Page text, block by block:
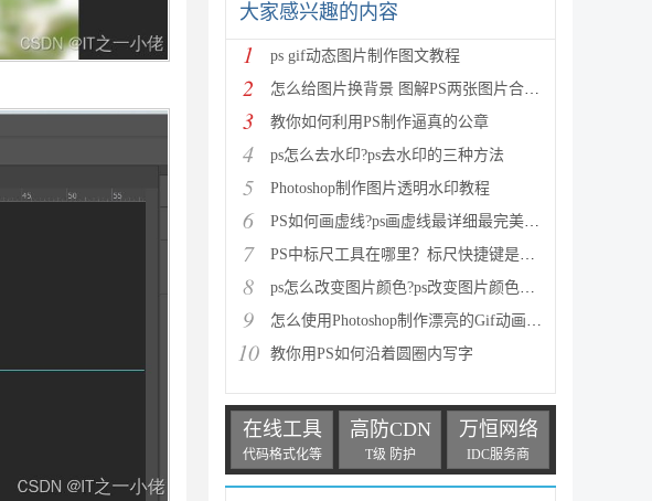
大家感兴趣的内容
1 ps gif动态图片制作图文教程
2 怎么给图片换背景 图解PS两张图片合成一张的技巧
3 教你如何利用PS制作逼真的公章
4 ps怎么去水印?ps去水印的三种方法
5 Photoshop制作图片透明水印教程
6 PS如何画虚线?ps画虚线最详细最完美教程
7 PS中标尺工具在哪里？标尺快捷键是什么？
8 ps怎么改变图片颜色?ps改变图片颜色教程
9 怎么使用Photoshop制作漂亮的Gif动画图片
10 教你用PS如何沿着圆圈内写字
在线工具
代码格式化等
高防CDN
T级 防护
万恒网络
IDC服务商